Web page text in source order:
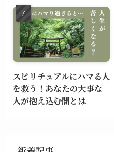
スピリチュアルにハマる人
を救う！あなたの大事な
人が抱え込む闇とは